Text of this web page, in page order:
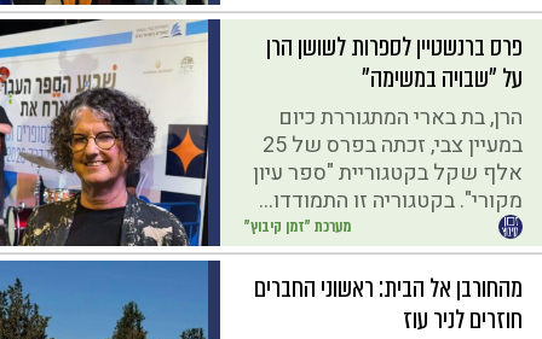
מערכת "זמן קיבוץ"
פרס ברנשטיין לספרות לשושן הרן
על "שבויה במשימה"
הרן, בת בארי המתגוררת כיום
במעיין צבי, זכתה בפרס של 25
אלף שקל בקטגוריית "ספר עיון
מקורי". בקטגוריה זו התמודדו...
מהחורבן אל הבית: ראשוני החברים
חוזרים לניר עוז